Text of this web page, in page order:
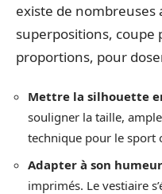
existe de nombreuses
superpositions, coupe
proportions, pour
Mettre la silhouette
souligner la taille,
technique pour le sport
Adapter à son humeur
imprimés. Le vestiaire